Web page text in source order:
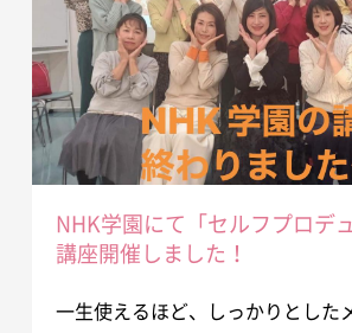
NHK学園にて「セルフプロデ
講座開催しました！
一生使えるほど、しっかりとした